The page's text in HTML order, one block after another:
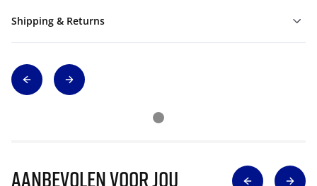
Shipping & Returns
Aanbevolen voor jou